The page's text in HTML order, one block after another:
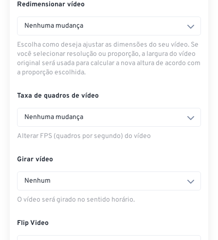
Redimensionar vídeo
Nenhuma mudança
Escolha como deseja ajustar as dimensões do seu vídeo. Se
você selecionar resolução ou proporção, a largura do vídeo
original será usada para calcular a nova altura de acordo com
a proporção escolhida.
Taxa de quadros de vídeo
Nenhuma mudança
Alterar FPS (quadros por segundo) do vídeo
Girar vídeo
Nenhum
O vídeo será girado no sentido horário.
Flip Video